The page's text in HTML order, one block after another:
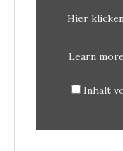
Hier
Learn
Inhalt